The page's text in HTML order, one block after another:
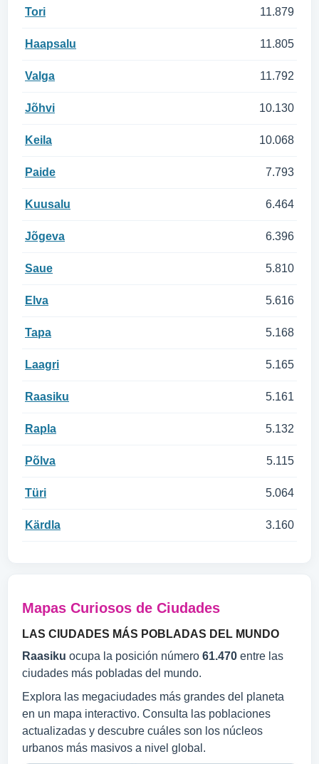
Tori 11.879
Haapsalu 11.805
Valga 11.792
Jõhvi 10.130
Keila 10.068
Paide 7.793
Kuusalu 6.464
Jõgeva 6.396
Saue 5.810
Elva 5.616
Tapa 5.168
Laagri 5.165
Raasiku 5.161
Rapla 5.132
Põlva 5.115
Türi 5.064
Kärdla 3.160
Mapas Curiosos de Ciudades
LAS CIUDADES MÁS POBLADAS DEL MUNDO
Raasiku ocupa la posición número 61.470 entre las
ciudades más pobladas del mundo.
Explora las megaciudades más grandes del planeta
en un mapa interactivo. Consulta las poblaciones
actualizadas y descubre cuáles son los núcleos
urbanos más masivos a nivel global.